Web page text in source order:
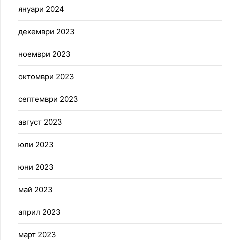
януари 2024
декември 2023
ноември 2023
октомври 2023
септември 2023
август 2023
юли 2023
юни 2023
май 2023
април 2023
март 2023